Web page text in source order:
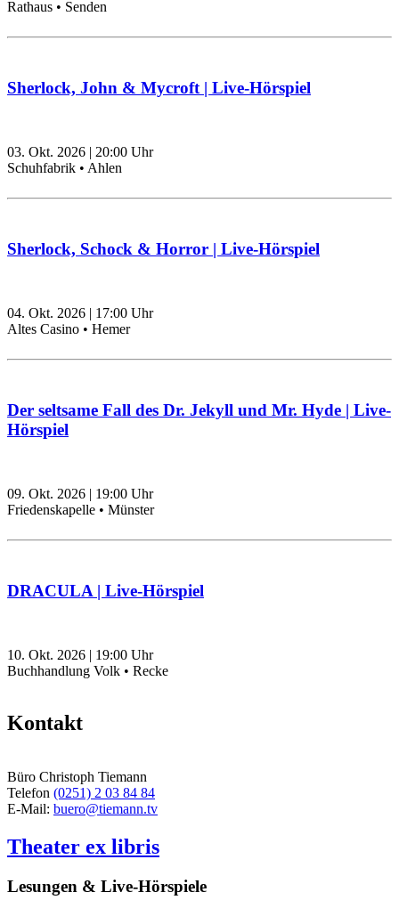
Rathaus • Senden
Sherlock, John & Mycroft | Live-Hörspiel
03. Okt. 2026 | 20:00 Uhr
Schuhfabrik • Ahlen
Sherlock, Schock & Horror | Live-Hörspiel
04. Okt. 2026 | 17:00 Uhr
Altes Casino • Hemer
Der seltsame Fall des Dr. Jekyll und Mr. Hyde | Live-
Hörspiel
09. Okt. 2026 | 19:00 Uhr
Friedenskapelle • Münster
DRACULA | Live-Hörspiel
10. Okt. 2026 | 19:00 Uhr
Buchhandlung Volk • Recke
Kontakt
Büro Christoph Tiemann
Telefon (0251) 2 03 84 84
E-Mail: buero@tiemann.tv
Theater ex libris
Lesungen & Live-Hörspiele